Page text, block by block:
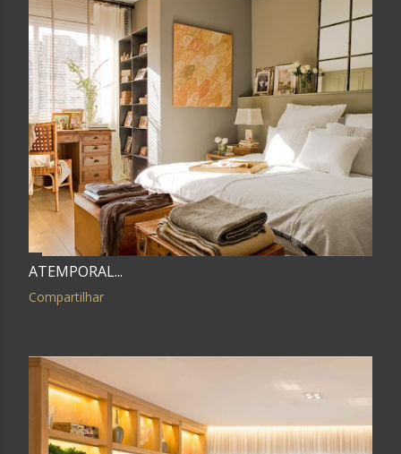
ATEMPORAL...
Compartilhar